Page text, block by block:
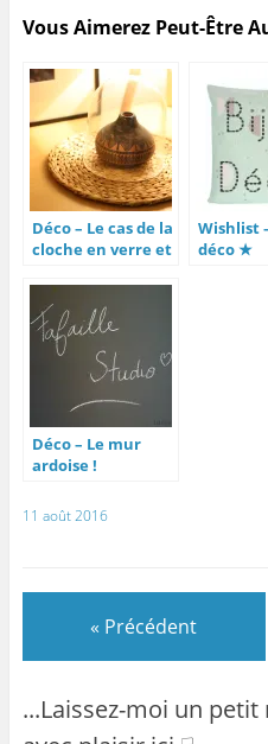
Vous Aimerez Peut-Être
Déco – Le cas de la
cloche en verre et
Wishlist
déco ★
Déco – Le mur
ardoise !
11 août 2016
« Précédent
...Laissez-moi un